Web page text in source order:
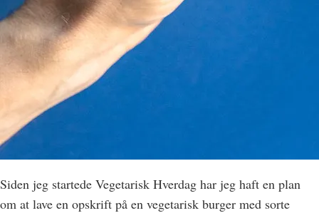
Siden jeg startede Vegetarisk Hverdag har jeg haft en plan
om at lave en opskrift på en vegetarisk burger med sorte